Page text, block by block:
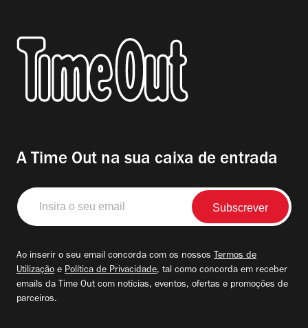
A Time Out na sua caixa de entrada
Insira
o
seu
Ao inserir o seu email concorda com os nossos Termos de
Utilização e Política de Privacidade, tal como concorda em receber
emails da Time Out com notícias, eventos, ofertas e promoções de
parceiros.